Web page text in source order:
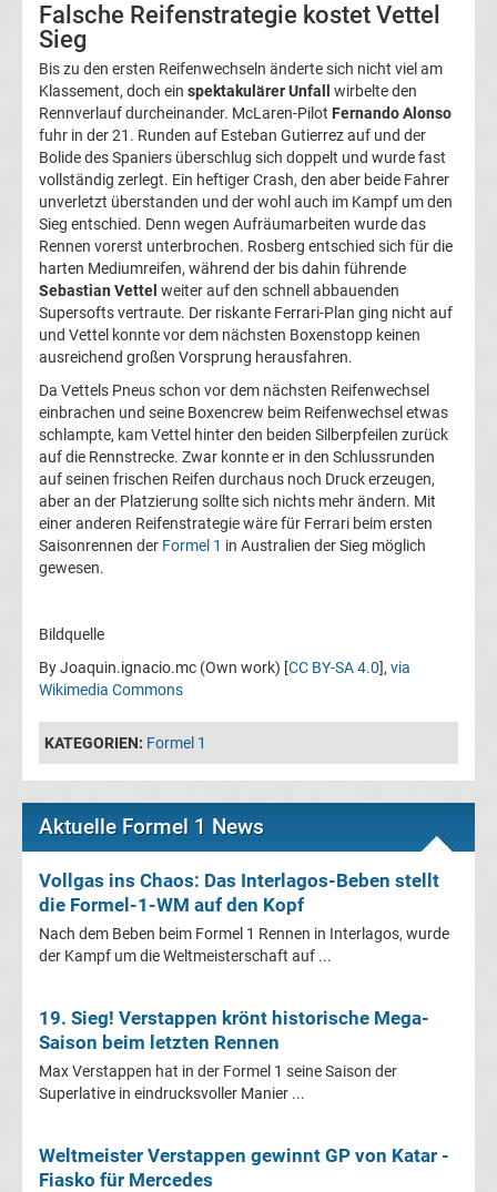
3.
Liga
Ergebnisse
3.
Liga
Tabelle
DFB-
Pokal
Ergebnisse
Champions
League
Champions
League
Ergebnisse
Europa
League
Tabelle
League
Ergebnisse
Conference
Falsche Reifenstrategie kostet Vettel
Sieg
Bis zu den ersten Reifenwechseln änderte sich nicht viel am
Klassement, doch ein spektakulärer Unfall
wirbelte den
Rennverlauf durcheinander. McLaren-Pilot Fernando Alonso
fuhr in der 21. Runden auf Esteban Gutierrez auf und der
Bolide des Spaniers überschlug sich doppelt und wurde fast
vollständig zerlegt. Ein heftiger Crash, den aber beide Fahrer
unverletzt überstanden und der wohl auch im Kampf um den
Sieg entschied. Denn wegen Aufräumarbeiten wurde das
Rennen vorerst unterbrochen. Rosberg entschied sich für die
harten Mediumreifen, während der bis dahin führende
Sebastian Vettel weiter auf den schnell abbauenden
Supersofts vertraute. Der riskante Ferrari-Plan ging nicht auf
und Vettel konnte vor dem nächsten Boxenstopp keinen
ausreichend großen Vorsprung herausfahren.
Da Vettels Pneus schon vor dem nächsten Reifenwechsel
einbrachen und seine Boxencrew beim Reifenwechsel etwas
schlampte, kam Vettel hinter den beiden Silberpfeilen zurück
auf die Rennstrecke. Zwar konnte er in den Schlussrunden
auf seinen frischen Reifen durchaus noch Druck erzeugen,
aber an der Platzierung sollte sich nichts mehr ändern. Mit
einer anderen Reifenstrategie wäre für Ferrari beim ersten
Saisonrennen der Formel 1 in Australien der Sieg möglich
gewesen.
Bildquelle
By Joaquin.ignacio.mc (Own work) [CC BY-SA 4.0], via
Wikimedia Commons
KATEGORIEN: Formel 1
Aktuelle Formel 1 News
Vollgas ins Chaos: Das Interlagos-Beben stellt
die Formel-1-WM auf den Kopf
Nach dem Beben beim Formel 1 Rennen in Interlagos, wurde
der Kampf um die Weltmeisterschaft auf ...
19. Sieg! Verstappen krönt historische Mega-
Saison beim letzten Rennen
Max Verstappen hat in der Formel 1 seine Saison der
Superlative in eindrucksvoller Manier ...
Weltmeister Verstappen gewinnt GP von Katar -
Fiasko für Mercedes